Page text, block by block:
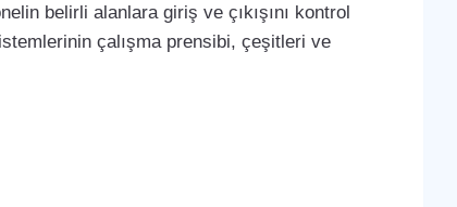
belirli alanlara giriş ve çıkışını kontrol
çalışma prensibi, çeşitleri ve